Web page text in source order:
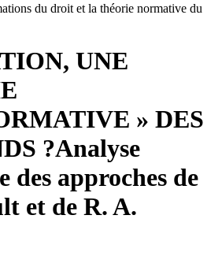
du droit et la théorie normative du
UNE
» DES
?Analyse
des approches de
et de R. A.